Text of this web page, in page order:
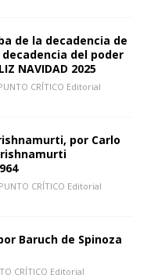
de la decadencia de
del poder
NAVIDAD 2025
CRÍTICO Editorial
por Carlo
PUNTO CRÍTICO Editorial
por Baruch de Spinoza
CRÍTICO Editorial